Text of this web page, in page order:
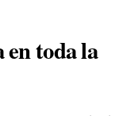
toda la